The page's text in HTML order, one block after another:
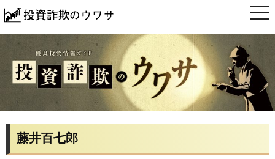
t
o
g
a
i
a
藤井百七郎